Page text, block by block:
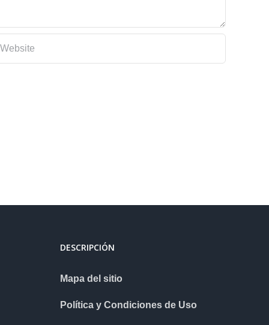
DESCRIPCIÓN
Mapa del sitio
Política y Condiciones de Uso